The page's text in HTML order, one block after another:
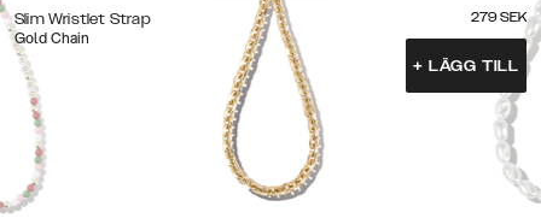
Slim Wristlet Strap
Gold Chain
279 SEK
+ LÄGG TILL